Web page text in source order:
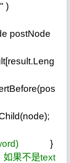
)
}
如果不是text